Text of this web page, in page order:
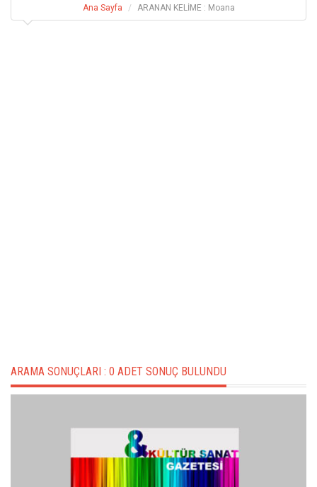
Ana Sayfa ARANAN KELİME : Moana
ARAMA SONUÇLARI : 0 ADET SONUÇ BULUNDU